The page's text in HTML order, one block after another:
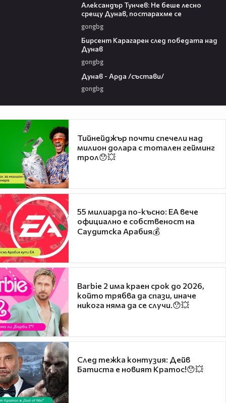
Александър Тунчев: Не беше лесно
срещу Дунав, постарахме се
gongbg
Бирсент Карагарен след победата над
Дунав
gongbg
Дунав - Арда /състави/
gongbg
Тийнейджър почти спечели над
милион долара с тотален гейминг
трол😯💥
55 милиарда по-късно: EA вече
официално е собственост на
Саудитска Арабия💰
Barbie 2 има краен срок до 2026,
който трябва да спази, иначе
никога няма да се случи.😯💥
След тежка контузия: Дейв
Батиста е новият Кратос!😯💥